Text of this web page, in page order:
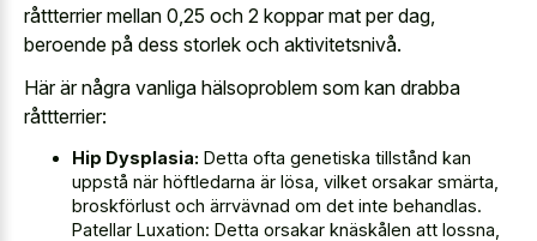
råttterrier mellan 0,25 och 2 koppar mat per dag,
beroende på dess storlek och aktivitetsnivå.
Här är några vanliga hälsoproblem som kan drabba
råttterrier:
Hip Dysplasia: Detta ofta genetiska tillstånd kan
uppstå när höftledarna är lösa, vilket orsakar smärta,
broskförlust och ärrvävnad om det inte behandlas.
Patellar Luxation: Detta orsakar knäskålen att lossna,